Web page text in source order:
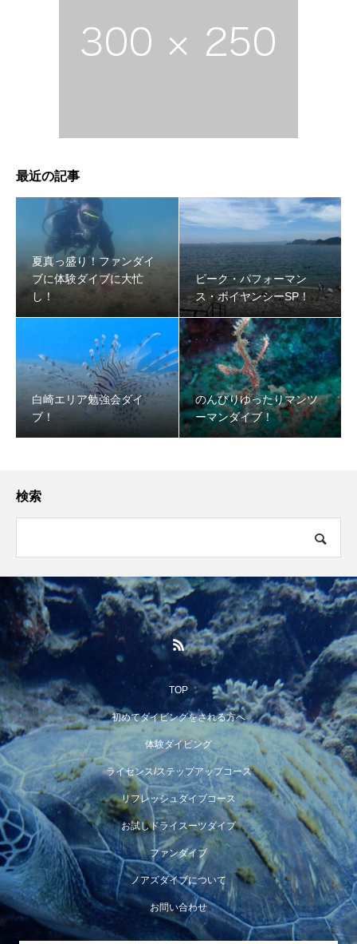
最近の記事
夏真っ盛り！ファンダイ
ブに体験ダイブに大忙
し！
ピーク・パフォーマン
ス・ボイヤンシーSP！
白崎エリア勉強会ダイ
ブ！
のんびりゆったりマンツ
ーマンダイブ！
検索
TOP
初めてダイビングをされる方へ
体験ダイビング
ライセンス/ステップアップコース
リフレッシュダイブコース
お試しドライスーツダイブ
ファンダイブ
ノアズダイブについて
お問い合わせ